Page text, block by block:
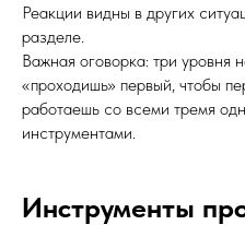
Реакции видны в других
разделе.
Важная оговорка: три уровня
«проходишь» первый, чтобы
работаешь со всеми тремя
инструментами.
Инструменты